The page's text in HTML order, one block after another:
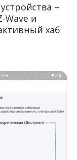
–
Wave и
хаб